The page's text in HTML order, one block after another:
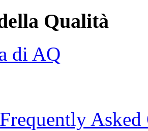
Qualità
di AQ
Asked